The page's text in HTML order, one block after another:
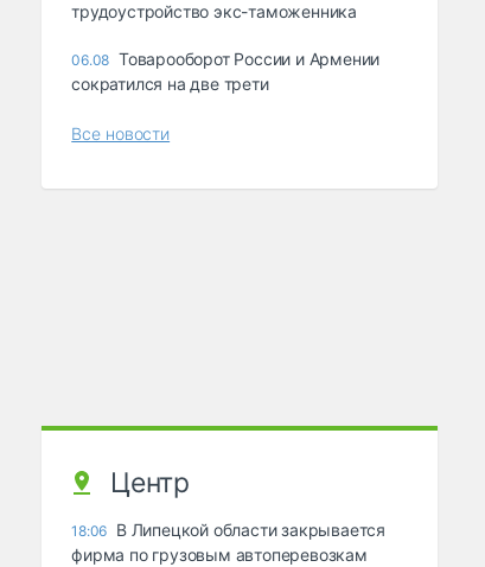
трудоустройство экс-таможенника
06.08 Товарооборот России и Армении
сократился на две трети
Все новости
Центр
18:06 В Липецкой области закрывается
фирма по грузовым автоперевозкам